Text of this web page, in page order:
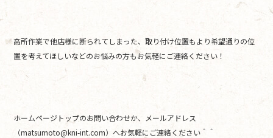
高所作業で他店様に断られてしまった、取り付け位置もより希望通りの位
置を考えてほしいなどのお悩みの方もお気軽にご連絡ください！
ホームページトップのお問い合わせか、メールアドレス
（matsumoto@kni-int.com）へお気軽にご連絡ください＾＾